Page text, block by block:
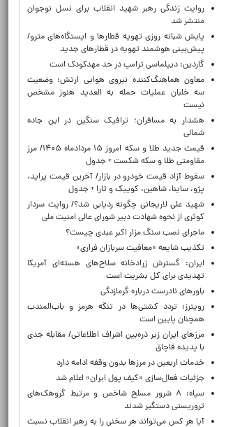
روایت زندگی رهبر شهید انقلاب برای نسل نوجوان
منتشر شد
پایش شبانه روزی تهویه قطارها و ایستگاه‌های مترو/
پیش‌بینی هوشمند تهویه در قطارهای جدید
گاردین: دیپلماسی ترامپ در حد مهدکودک است
معاون هماهنگ‌کننده نیروی هوایی ارتش: وضعیت
سه خلبان عملیات حمله به العدید هنوز مشخص
نیست
هشدار به مسافران؛ ترافیک سنگین در این جاده
شمالی
قیمت جدید طلا و سکه امروز ۱۵ مردادماه ۱۴۰۵/ مرز
مقاومتی طلا و سکه شکست + جدول
سقوط آزاد قیمت خودرو در بازار/ آخرین قیمت پراید،
پژو، ساینا، شاهین، کوییک و تارا + جدول
شهید علی لاریجانی چگونه ردیابی شد؟/ روایت سردار
کوثری از نحوه شهادت دبیر شورای عالی امنیت ملی
ماجرای نصب سنگ مزار اکبر عبدی چیست؟
تکذیب شایعه «معافیت سربازان فراری»
ایران: گسترش زرادخانه سلاح‌های هسته‌ای آمریکا
تهدیدی برای کل بشریت است
باورهای نادرست درباره گرمازدگی
رویترز: تردد کشتی‌ها در تنگه هرمز و باب‌المندب
همچنان پایین است
مرزهای ایران زیر ذره‌بین اشراف اطلاعاتی/ مقابله جدی
با پدیده قاچاق
خدمات اربعین در مرزها بدون وقفه ادامه دارد
جزئیات فعال‌سازی «کیف پول ایران» اعلام شد
سپاه: ۸ شرور مسلح شاخص و مرتبط گروهک‌های
تروریستی دستگیر شدند
آیا هر کس می‌تواند هر سخنی را به رهبر انقلاب نسبت